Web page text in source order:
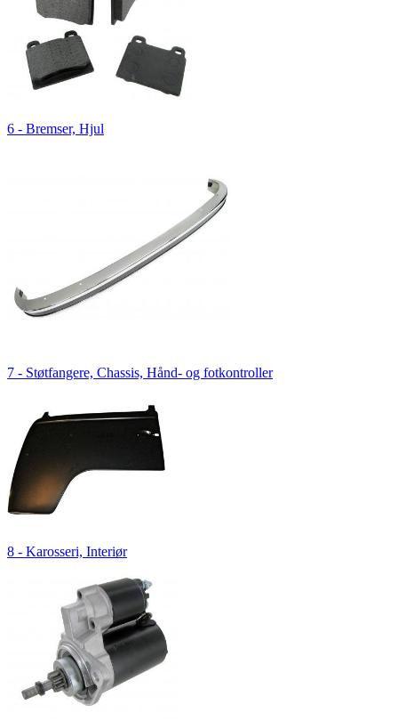
6 - Bremser, Hjul
7 - Støtfangere, Chassis, Hånd- og fotkontroller
8 - Karosseri, Interiør